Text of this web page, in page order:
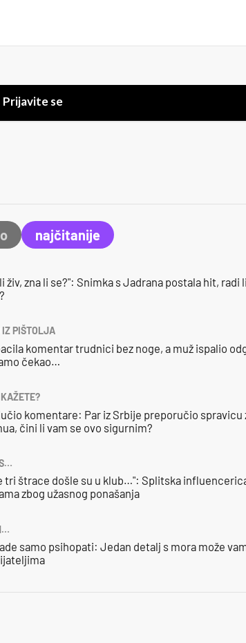
Prijavite se
najčitanije
živ, zna li se?": Snimka s Jadrana postala hit, radi
IZ PIŠTOLJA
komentar trudnici bez noge, a muž ispalio
čekao…
komentare: Par iz Srbije preporučio spravicu
čini li vam se ovo sigurnim?
tri štrace došle su u klub…": Splitska
zbog užasnog ponašanja
samo psihopati: Jedan detalj s mora može